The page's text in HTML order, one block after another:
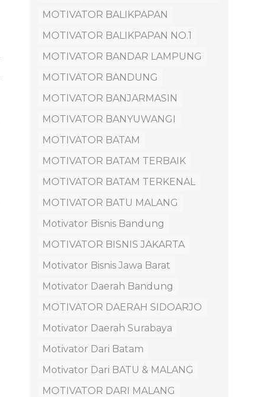
MOTIVATOR BALIKPAPAN
MOTIVATOR BALIKPAPAN NO.1
MOTIVATOR BANDAR LAMPUNG
MOTIVATOR BANDUNG
MOTIVATOR BANJARMASIN
MOTIVATOR BANYUWANGI
MOTIVATOR BATAM
MOTIVATOR BATAM TERBAIK
MOTIVATOR BATAM TERKENAL
MOTIVATOR BATU MALANG
Motivator Bisnis Bandung
MOTIVATOR BISNIS JAKARTA
Motivator Bisnis Jawa Barat
Motivator Daerah Bandung
MOTIVATOR DAERAH SIDOARJO
Motivator Daerah Surabaya
Motivator Dari Batam
Motivator Dari BATU & MALANG
MOTIVATOR DARI MALANG